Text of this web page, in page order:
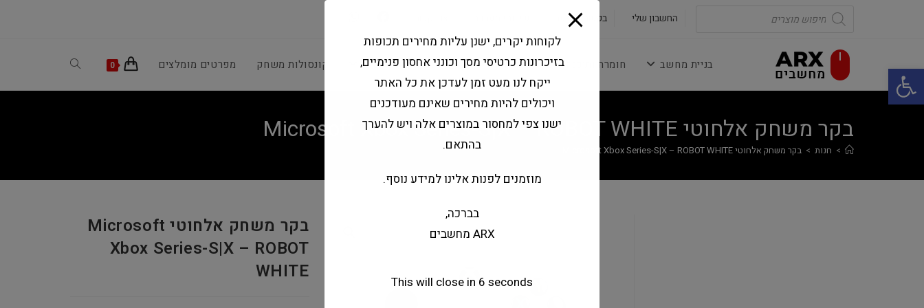
פתח סרגל נגישות
Products
search החשבון שלי בקשה להצעה
בניית מחשב חומרה ותוכנה ציוד היקפי מחשבים וטאבלטים קונסולות משחק מפרטים מומלצים 0
Toggle
בקר משחק אלחוטי Microsoft Xbox Series-S|X – ROBOT WHITE
> חנות > בקר משחק אלחוטי Microsoft Xbox Series-S|X – ROBOT WHITE
בקר משחק אלחוטי Microsoft
Xbox Series-S|X – ROBOT
WHITE
לקוחות יקרים, ישנן עליות מחירים תכופות
בזיכרונות כרטיסי מסך וכונני אחסון פנימיים,
ייקח לנו מעט זמן לעדכן את כל האתר
ויכולים להיות מחירים שאינם מעודכנים
ישנו צפי למחסור במוצרים אלה ויש להערך
בהתאם.
מוזמנים לפנות אלינו למידע נוסף.
בברכה,
ARX מחשבים
This will close in 6 seconds